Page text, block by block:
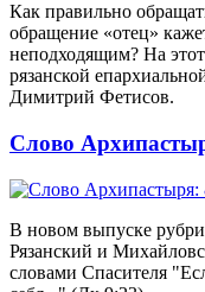
Как правильно
обращение «отец»
неподходящим? На
рязанской
Димитрий Фетисов.
Слово
В новом выпуске
Рязанский и
словами Спасителя